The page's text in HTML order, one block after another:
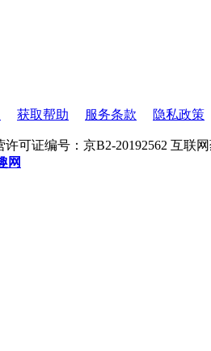
获取帮助 服务条款 隐私政策
许可证编号：京B2-20192562 互联
网